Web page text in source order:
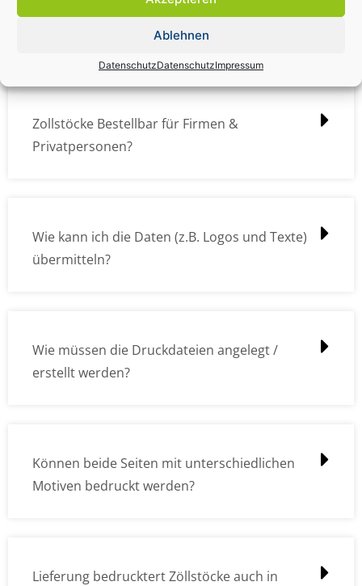
Ablehnen
DatenschutzDatenschutzImpressum
Zollstock Druckdatencheck / Profidatencheck
Zollstöcke Bestellbar für Firmen &
Privatpersonen?
Wie kann ich die Daten (z.B. Logos und Texte)
übermitteln?
Wie müssen die Druckdateien angelegt /
erstellt werden?
Können beide Seiten mit unterschiedlichen
Motiven bedruckt werden?
Lieferung bedrucktert Zöllstöcke auch in